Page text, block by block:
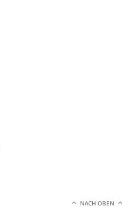
NACH OBEN